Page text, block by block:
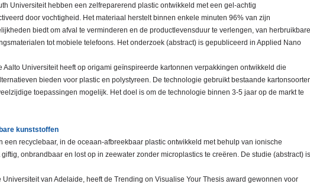
Universiteit hebben een zelfreparerend plastic ontwikkeld met een gel-achtig
door vochtigheid. Het materiaal herstelt binnen enkele minuten 96% van zijn
biedt om afval te verminderen en de productlevensduur te verlengen, van herbruikbare
tot mobiele telefoons. Het onderzoek (abstract) is gepubliceerd in Applied Nano
Aalto Universiteit heeft op origami geïnspireerde kartonnen verpakkingen ontwikkeld die
bieden voor plastic en polystyreen. De technologie gebruikt bestaande
toepassingen mogelijk. Het doel is om de technologie binnen 3-5 jaar op de markt te
kunststoffen
een recyclebaar, in de oceaan-afbreekbaar plastic ontwikkeld met behulp van ionische
onbrandbaar en lost op in zeewater zonder microplastics te creëren. De studie (abstract) is
van Adelaide, heeft de Trending on Visualise Your Thesis award gewonnen voor